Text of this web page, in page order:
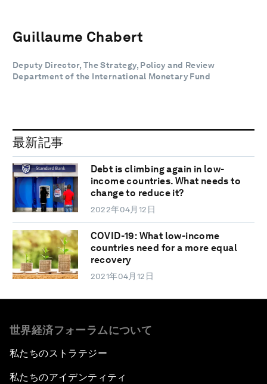
Guillaume Chabert
Deputy Director, The Strategy, Policy and Review
Department of the International Monetary Fund
最新記事
Debt is climbing again in low-
income countries. What needs to
change to reduce it?
2022年04月12日
COVID-19: What low-income
countries need for a more equal
recovery
2021年04月12日
世界経済フォーラムについて
私たちのストラテジー
私たちのアイデンティティ